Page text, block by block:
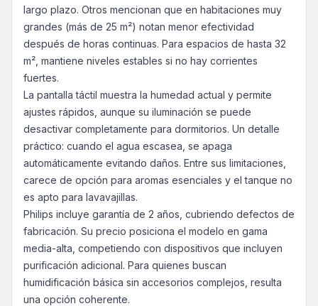
largo plazo. Otros mencionan que en habitaciones muy
grandes (más de 25 m²) notan menor efectividad
después de horas continuas. Para espacios de hasta 32
m², mantiene niveles estables si no hay corrientes
fuertes.
La pantalla táctil muestra la humedad actual y permite
ajustes rápidos, aunque su iluminación se puede
desactivar completamente para dormitorios. Un detalle
práctico: cuando el agua escasea, se apaga
automáticamente evitando daños. Entre sus limitaciones,
carece de opción para aromas esenciales y el tanque no
es apto para lavavajillas.
Philips incluye garantía de 2 años, cubriendo defectos de
fabricación. Su precio posiciona el modelo en gama
media-alta, competiendo con dispositivos que incluyen
purificación adicional. Para quienes buscan
humidificación básica sin accesorios complejos, resulta
una opción coherente.